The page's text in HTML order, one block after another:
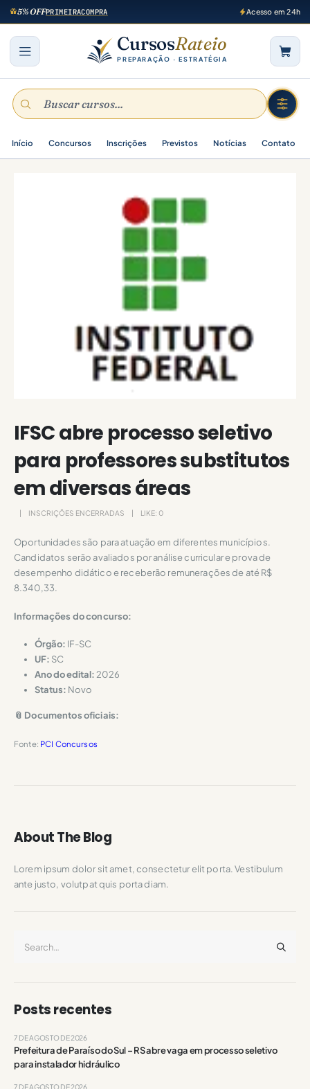
5% OFFPRIMEIRACOMPRA Acesso em 24h
CursosRateio
PREPARAÇÃO · ESTRATÉGIA
Início Concursos Inscrições Previstos Notícias Contato
IFSC abre processo seletivo
para professores substitutos
em diversas áreas
INSCRIÇÕES ENCERRADAS LIKE: 0
Oportunidades são para atuação em diferentes municípios.
Candidatos serão avaliados por análise curricular e prova de
desempenho didático e receberão remunerações de até R$
8.340,33.
Informações do concurso:
Órgão: IF-SC
UF: SC
Ano do edital:2026
Status: Novo
📎 Documentos oficiais:
Fonte: PCI Concursos
About The Blog
Lorem ipsum dolor sit amet, consectetur elit porta. Vestibulum
ante justo, volutpat quis porta diam.
Posts recentes
Prefeitura de Paraíso do Sul – RS abre vaga em processo seletivo
para instalador hidráulico
7 DE AGOSTO DE 2026
7 DE AGOSTO DE 2026